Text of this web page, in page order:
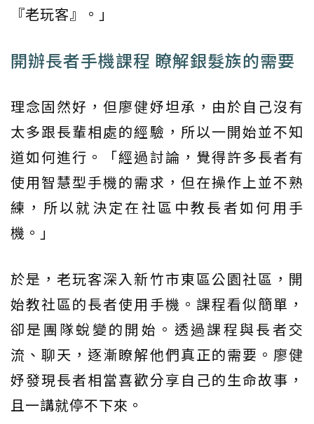
『老玩客』。」
開辦長者手機課程 瞭解銀髮族的需要
理念固然好，但廖健妤坦承，由於自己沒有
太多跟長輩相處的經驗，所以一開始並不知
道如何進行。「經過討論，覺得許多長者有
使用智慧型手機的需求，但在操作上並不熟
練，所以就決定在社區中教長者如何用手
機。」
於是，老玩客深入新竹市東區公園社區，開
始教社區的長者使用手機。課程看似簡單，
卻是團隊蛻變的開始。透過課程與長者交
流、聊天，逐漸瞭解他們真正的需要。廖健
妤發現長者相當喜歡分享自己的生命故事，
且一講就停不下來。